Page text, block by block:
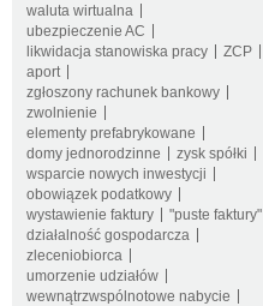
waluta wirtualna
ubezpieczenie AC
likwidacja stanowiska pracy
ZCP
aport
zgłoszony rachunek bankowy
zwolnienie
elementy prefabrykowane
domy jednorodzinne
zysk spółki
wsparcie nowych inwestycji
obowiązek podatkowy
wystawienie faktury
"puste faktury"
działalność gospodarcza
zleceniobiorca
umorzenie udziałów
wewnątrzwspólnotowe nabycie